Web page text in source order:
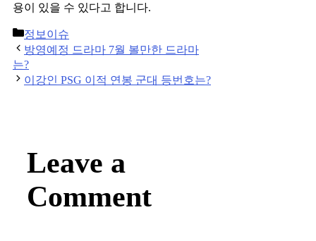
용이 있을 수 있다고 합니다.
Categories
정보이슈
Post
navigation
방영예정 드라마 7월 볼만한 드라마
는?
이강인 PSG 이적 연봉 군대 등번호는?
Leave a
Comment